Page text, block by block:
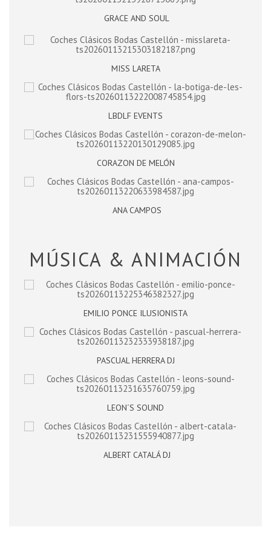
GRACE AND SOUL
MISS LARETA
LBDLF EVENTS
CORAZON DE MELÓN
ANA CAMPOS
MÚSICA & ANIMACIÓN
EMILIO PONCE ILUSIONISTA
PASCUAL HERRERA DJ
LEON´S SOUND
ALBERT CATALÁ DJ